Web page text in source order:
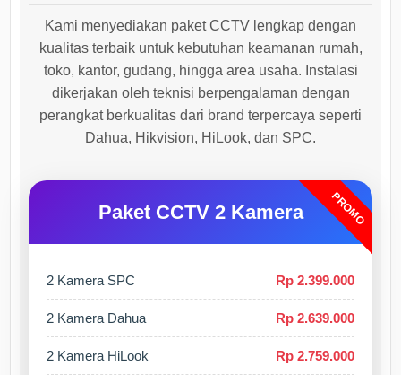
Kami menyediakan paket CCTV lengkap dengan
kualitas terbaik untuk kebutuhan keamanan rumah,
toko, kantor, gudang, hingga area usaha. Instalasi
dikerjakan oleh teknisi berpengalaman dengan
perangkat berkualitas dari brand terpercaya seperti
Dahua, Hikvision, HiLook, dan SPC.
PROMO
Paket CCTV 2 Kamera
2 Kamera SPC Rp 2.399.000
2 Kamera Dahua Rp 2.639.000
2 Kamera HiLook Rp 2.759.000